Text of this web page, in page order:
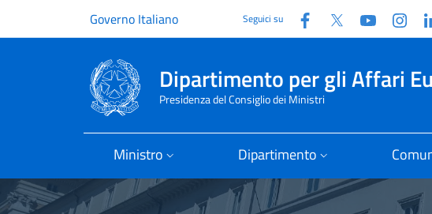
Governo Italiano Seguici su Facebook
Twitter YouTube
Dipartimento per gli Affari
Presidenza del Consiglio dei Ministri
Ministro Dipartimento